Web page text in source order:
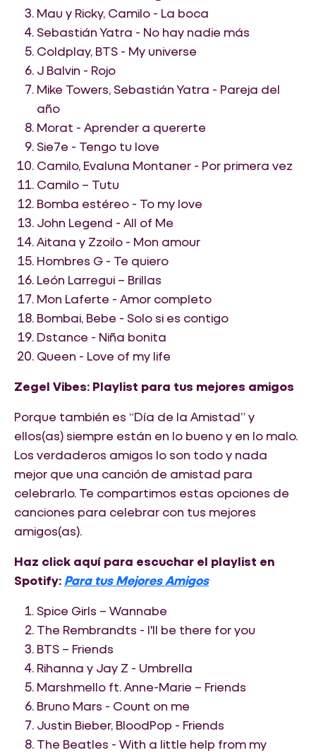
Mau y Ricky, Camilo - La boca
Sebastián Yatra - No hay nadie más
Coldplay, BTS - My universe
J Balvin - Rojo
Mike Towers, Sebastián Yatra - Pareja del
año
Morat - Aprender a quererte
Sie7e - Tengo tu love
Camilo, Evaluna Montaner - Por primera vez
Camilo – Tutu
Bomba estéreo - To my love
John Legend - All of Me
Aitana y Zzoilo - Mon amour
Hombres G - Te quiero
León Larregui – Brillas
Mon Laferte - Amor completo
Bombai, Bebe - Solo si es contigo
Dstance - Niña bonita
Queen - Love of my life
Zegel Vibes: Playlist para tus mejores amigos
Porque también es “Día de la Amistad” y
ellos(as) siempre están en lo bueno y en lo malo.
Los verdaderos amigos lo son todo y nada
mejor que una canción de amistad para
celebrarlo. Te compartimos estas opciones de
canciones para celebrar con tus mejores
amigos(as).
Haz click aquí para escuchar el playlist en
Spotify: Para tus Mejores Amigos
Spice Girls – Wannabe
The Rembrandts - I'll be there for you
BTS – Friends
Rihanna y Jay Z - Umbrella
Marshmello ft. Anne-Marie – Friends
Bruno Mars - Count on me
Justin Bieber, BloodPop - Friends
The Beatles - With a little help from my